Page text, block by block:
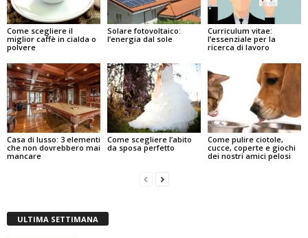
Come scegliere il
miglior caffè in cialda o
polvere
Solare fotovoltaico:
l’energia dal sole
Curriculum vitae:
l’essenziale per la
ricerca di lavoro
Casa di lusso: 3 elementi
che non dovrebbero mai
mancare
Come scegliere l’abito
da sposa perfetto
Come pulire ciotole,
cucce, coperte e giochi
dei nostri amici pelosi
ULTIMA SETTIMANA